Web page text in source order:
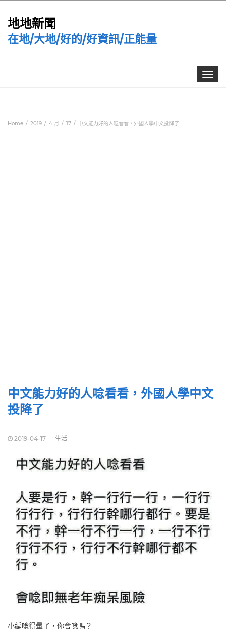
地地新聞
在地/大地/好的/好資訊/正能量
Toggle
Home 2019 4 月 17 中文能力好的人唸看看，外國人學中文投降了
中文能力好的人唸看看，外國人學中文
投降了
2019-04-17 生活
小編唸得暈了，你會唸嗎？